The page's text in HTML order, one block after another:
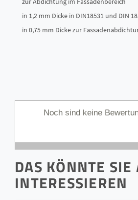
in 1,2 mm Dicke in DIN18531 und DIN
in 0,75 mm Dicke zur
Noch sind keine
DAS KÖNNTE SIE
INTERESSIEREN